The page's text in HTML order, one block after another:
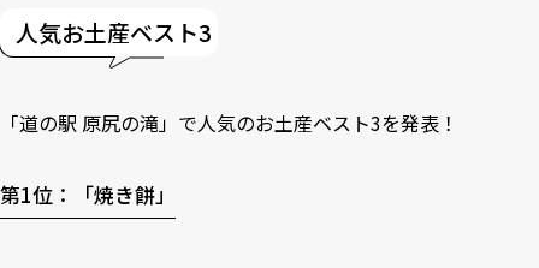
人気お土産ベスト3
「道の駅 原尻の滝」で人気のお土産ベスト3を発表！
第1位：「焼き餅」